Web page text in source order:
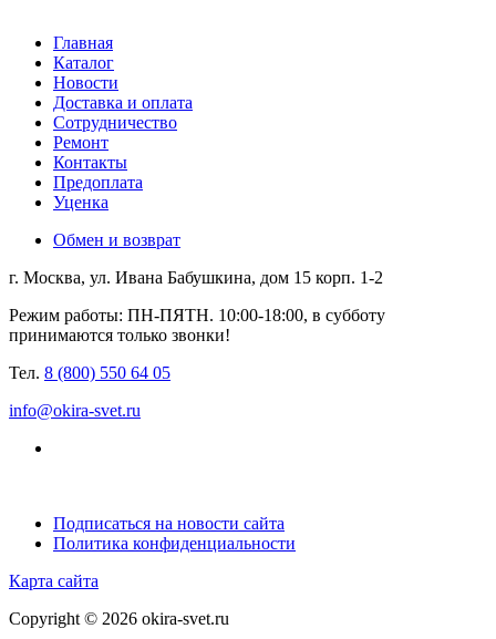
Главная
Каталог
Новости
Доставка и оплата
Сотрудничество
Ремонт
Контакты
Предоплата
Уценка
Обмен и возврат
г. Москва, ул. Ивана Бабушкина, дом 15 корп. 1-2
Режим работы: ПН-ПЯТН. 10:00-18:00, в субботу
принимаются только звонки!
Тел. 8 (800) 550 64 05
info@okira-svet.ru
Подписаться на новости сайта
Политика конфиденциальности
Карта сайта
Copyright © 2026 okira-svet.ru